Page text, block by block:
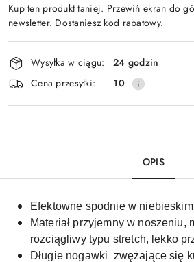
Kup ten produkt taniej. Przewiń ekran do
newsletter. Dostaniesz kod rabatowy.
Dostępność
i
dostawa
Wysyłka w ciągu:
24 godzin
Cena przesyłki:
10
OPIS
Efektowne spodnie w
Materiał przyjemny w noszeniu,
rozciągliwy typu stretch, lekko
Długie nogawki zwężające się